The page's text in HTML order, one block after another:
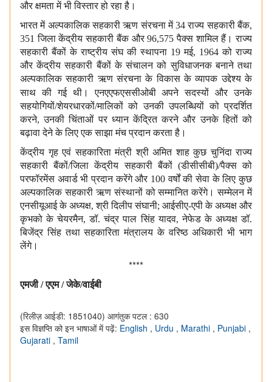
और क्षमता में भी विस्तार हो रहा है।
भारत में अल्पकालिक सहकारी ऋण संरचना में 34 राज्य सहकारी बैंक,
351 जिला केंद्रीय सहकारी बैंक और 96,575 पैक्स शामिल हैं। राज्य
सहकारी बैंकों के राष्ट्रीय संघ की स्थापना 19 मई, 1964 को राज्य
और केंद्रीय सहकारी बैंकों के संचालन को सुविधाजनक बनाने तथा
अल्पकालिक सहकारी ऋण संरचना के विकास के व्यापक उद्देश्य के
साथ की गई थी। एनएएफएससीओबी अपने सदस्यों और उनके
सहयोगियों/शेयरधारकों/मालिकों को उनकी उपलब्धियों को प्रदर्शित
करने, उनकी चिंताओं पर ध्यान केंद्रित करने और उनके हितों को
बढ़ावा देने के लिए एक साझा मंच प्रदान करता है।
केंद्रीय गृह एवं सहकारिता मंत्री श्री अमित शाह कुछ चुनिंदा राज्य
सहकारी बैंकों/जिला केंद्रीय सहकारी बैंकों (डीसीसीबी)/पैक्स को
परफॉरमेंस अवार्ड भी प्रदान करेंगे और 100 वर्षों की सेवा के लिए कुछ
अल्पकालिक सहकारी ऋण संस्थानों को सम्मानित करेंगे। सम्मेलन में
एनसीयूआई के अध्यक्ष, श्री दिलीप संघानी; आईसीए-एपी के अध्यक्ष और
कृभको के चेयरमैन, डॉ. चंद्र पाल सिंह यादव, नेफेड के अध्यक्ष डॉ.
बिजेंद्र सिंह तथा सहकारिता मंत्रालय के वरिष्ठ अधिकारी भी भाग
लेंगे।
****
एमजी / एएम / जेके/वाईबी
(रिलीज़ आईडी: 1851040) आगंतुक पटल : 630
इस विज्ञप्ति को इन भाषाओं में पढ़ें: English , Urdu , Marathi , Punjabi ,
Gujarati , Tamil